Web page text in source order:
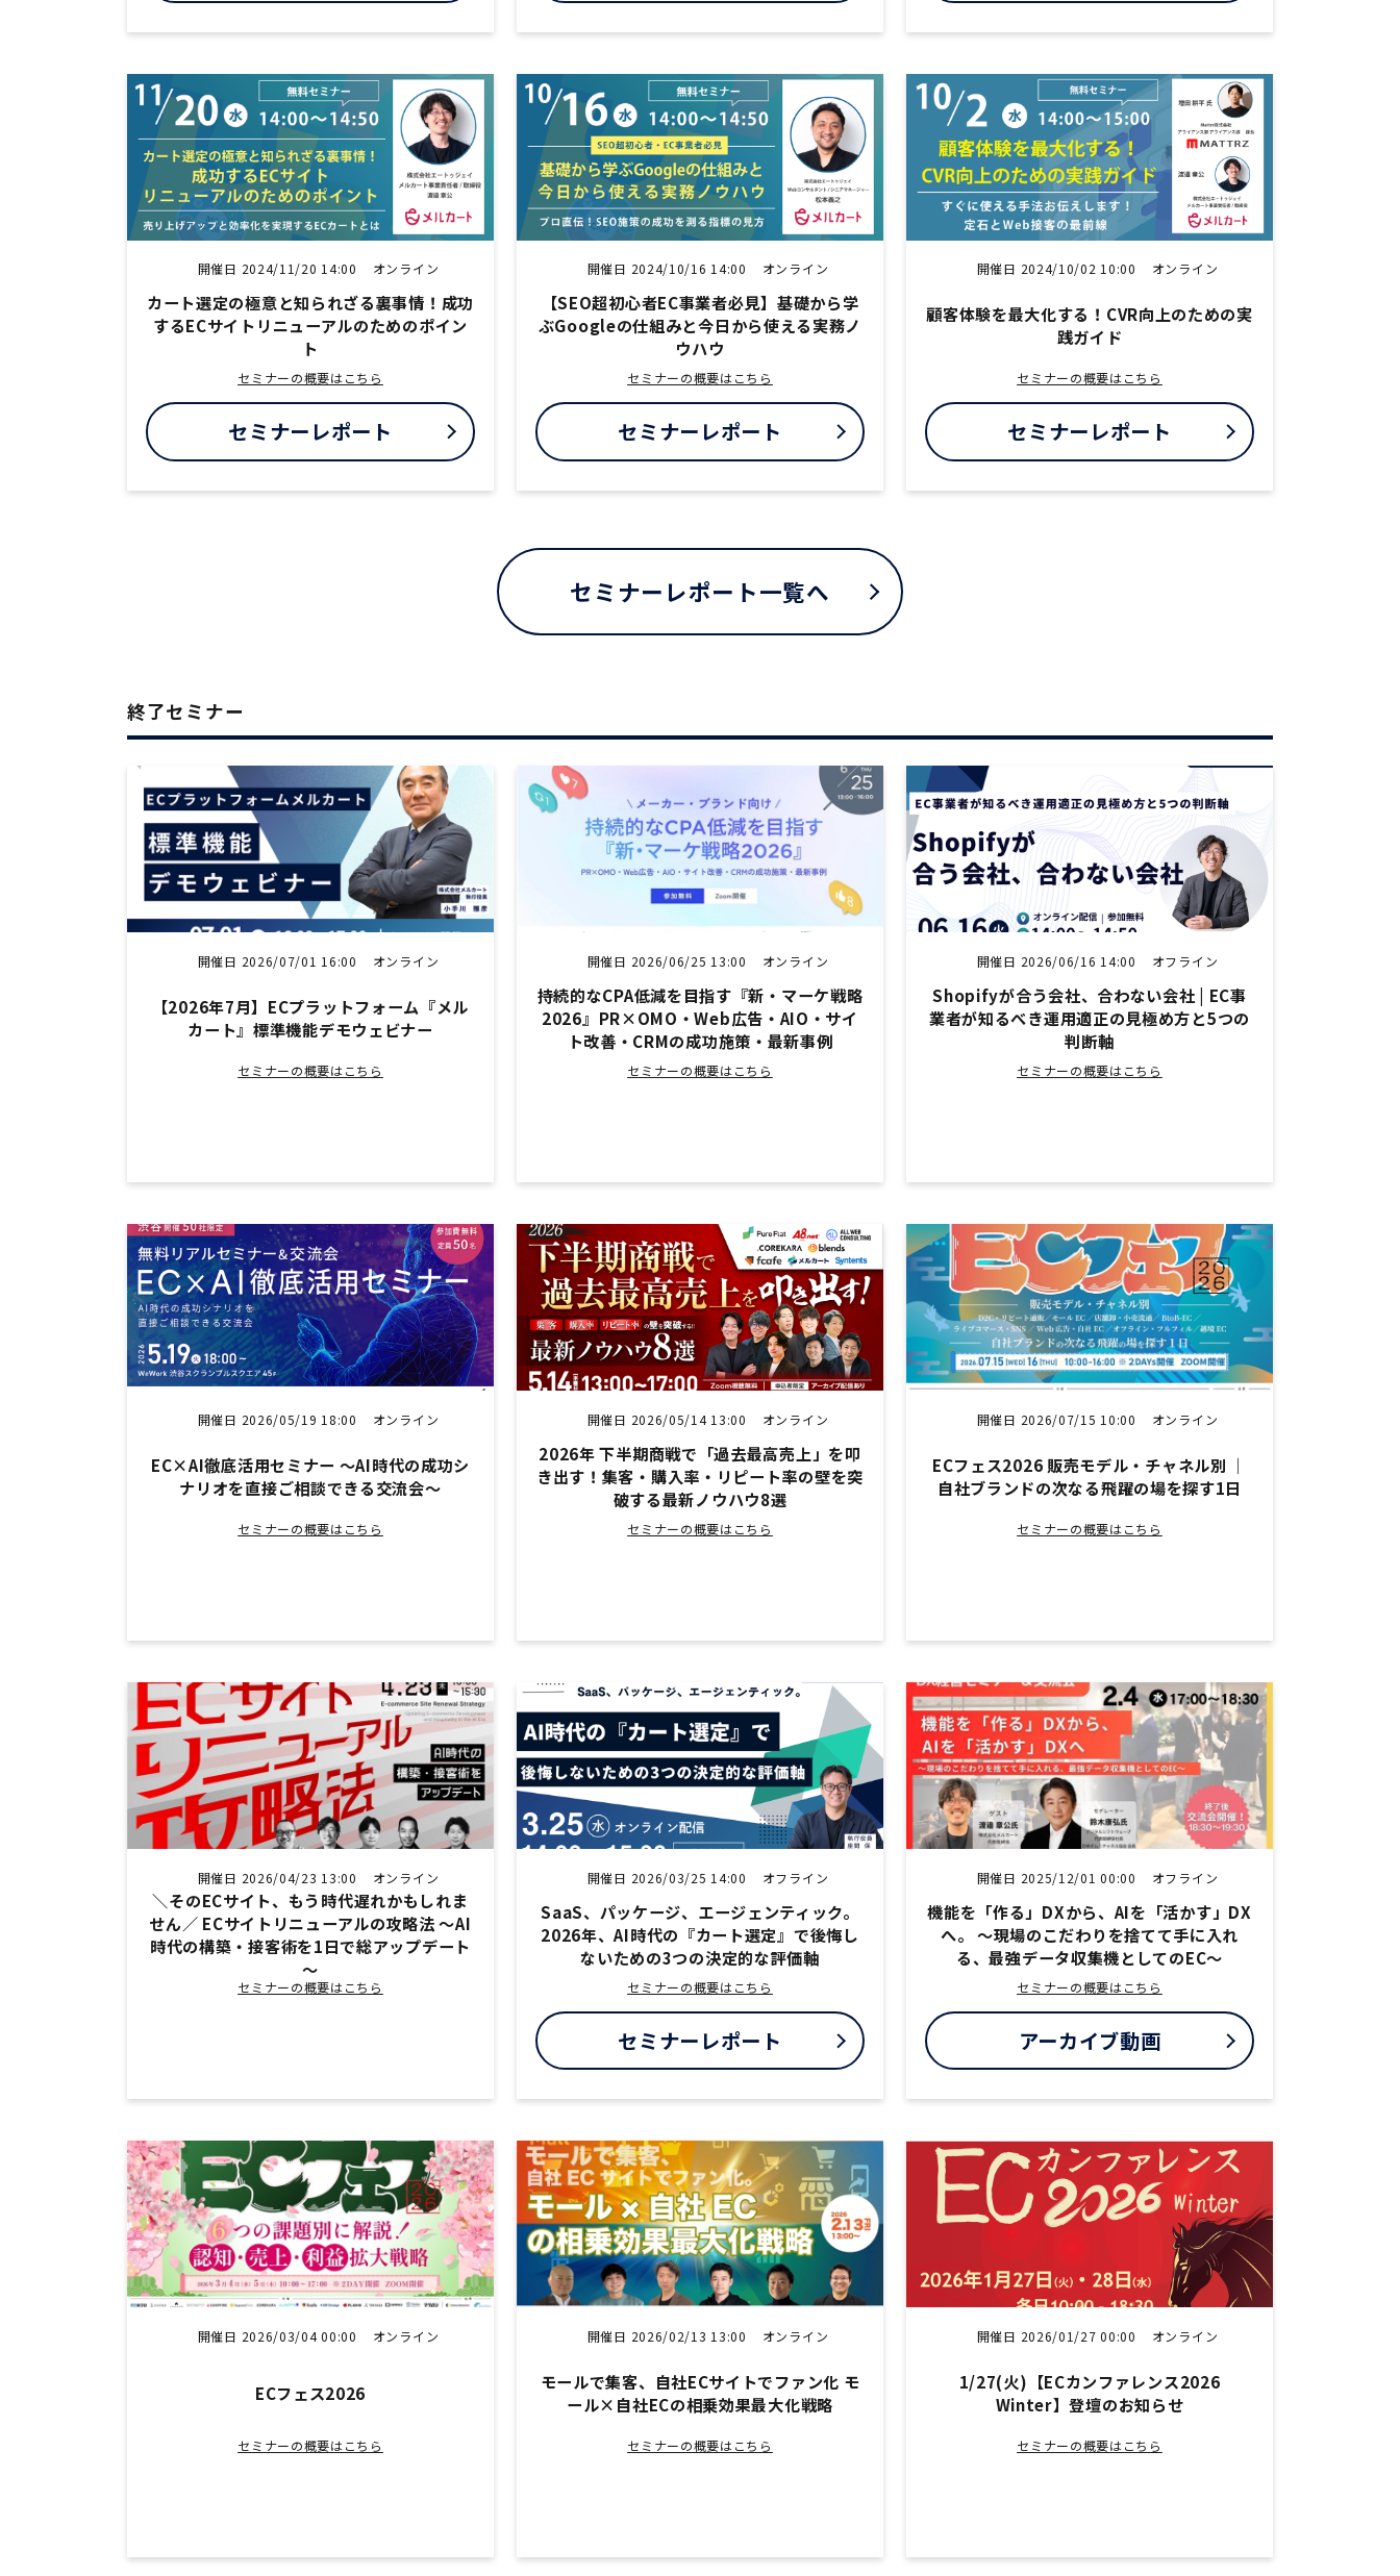
開催日 2024/11/20 14:00 オンライン
カート選定の極意と知られざる裏事情！成功
するECサイトリニューアルのためのポイン
ト
セミナーの概要はこちら
セミナーレポート
開催日 2024/10/16 14:00 オンライン
【SEO超初心者EC事業者必見】基礎から学
ぶGoogleの仕組みと今日から使える実務ノ
ウハウ
セミナーの概要はこちら
セミナーレポート
開催日 2024/10/02 10:00 オンライン
顧客体験を最大化する！CVR向上のための実
践ガイド
セミナーの概要はこちら
セミナーレポート
セミナーレポート一覧へ
終了セミナー
開催日 2026/07/01 16:00 オンライン
【2026年7月】ECプラットフォーム『メル
カート』標準機能デモウェビナー
セミナーの概要はこちら
開催日 2026/06/25 13:00 オンライン
持続的なCPA低減を目指す『新・マーケ戦略
2026』PR×OMO・Web広告・AIO・サイ
ト改善・CRMの成功施策・最新事例
セミナーの概要はこちら
開催日 2026/06/16 14:00 オフライン
Shopifyが合う会社、合わない会社 | EC事
業者が知るべき運用適正の見極め方と5つの
判断軸
セミナーの概要はこちら
開催日 2026/05/19 18:00 オンライン
EC×AI徹底活用セミナー ～AI時代の成功シ
ナリオを直接ご相談できる交流会～
セミナーの概要はこちら
開催日 2026/05/14 13:00 オンライン
2026年 下半期商戦で「過去最高売上」を叩
き出す！集客・購入率・リピート率の壁を突
破する最新ノウハウ8選
セミナーの概要はこちら
開催日 2026/07/15 10:00 オンライン
ECフェス2026 販売モデル・チャネル別 ｜
自社ブランドの次なる飛躍の場を探す1日
セミナーの概要はこちら
開催日 2026/04/23 13:00 オンライン
＼そのECサイト、もう時代遅れかもしれま
せん／ ECサイトリニューアルの攻略法 ～AI
時代の構築・接客術を1日で総アップデート
～
セミナーの概要はこちら
開催日 2026/03/25 14:00 オフライン
SaaS、パッケージ、エージェンティック。
2026年、AI時代の『カート選定』で後悔し
ないための3つの決定的な評価軸
セミナーの概要はこちら
セミナーレポート
開催日 2025/12/01 00:00 オフライン
機能を「作る」DXから、AIを「活かす」DX
へ。 〜現場のこだわりを捨てて手に入れ
る、最強データ収集機としてのEC〜
セミナーの概要はこちら
アーカイブ動画
開催日 2026/03/04 00:00 オンライン
ECフェス2026
セミナーの概要はこちら
開催日 2026/02/13 13:00 オンライン
モールで集客、自社ECサイトでファン化 モ
ール×自社ECの相乗効果最大化戦略
セミナーの概要はこちら
開催日 2026/01/27 00:00 オンライン
1/27(火)【ECカンファレンス2026
Winter】登壇のお知らせ
セミナーの概要はこちら